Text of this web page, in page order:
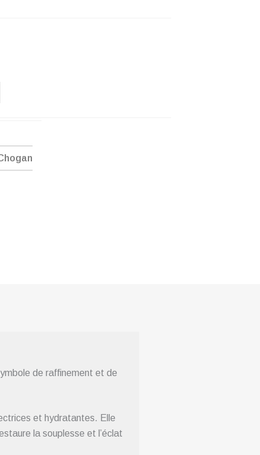
de raffinement et de
et hydratantes. Elle
la souplesse et l’éclat